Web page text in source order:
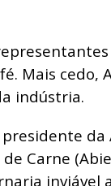
Mais cedo,
indústria.
da
Carne
inviável